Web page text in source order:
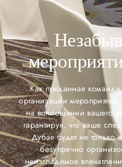
Как преданная
организации
на воплощении вашего
гарантируя, что ваше
Дубае будет не
безупречно
неизгладимое